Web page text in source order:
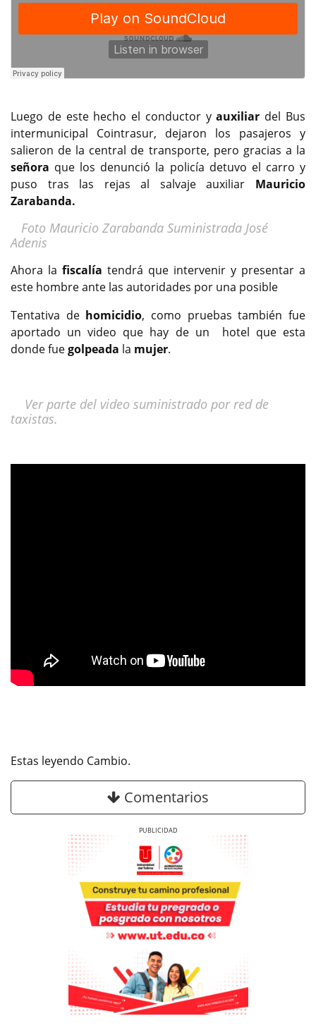
Luego de este hecho el conductor yauxiliar del Bus
intermunicipal Cointrasur, dejaron los pasajeros y
salieron de la central de transporte, pero gracias a la
señora que los denunció la policía detuvo el carro y
puso tras las rejas al salvaje auxiliar Mauricio
Zarabanda.
Foto Mauricio Zarabanda Suministrada José
Adenis
Ahora la fiscalía tendrá que intervenir y presentar a
este hombre ante las autoridades por una posible
Tentativa de homicidio, como pruebas también fue
aportado un video que hay de un hotel que esta
donde fuegolpeada la mujer.
Ver parte del video suministrado por red de
taxistas.
Estas leyendo Cambio.
Comentarios